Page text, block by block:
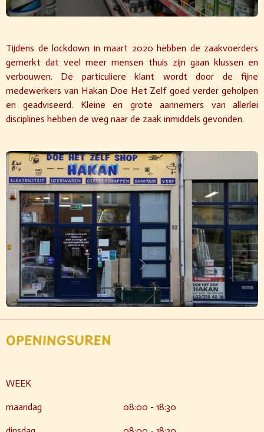
Tijdens de lockdown in maart 2020 hebben de zaakvoerders
gemerkt dat veel meer mensen thuis zijn gaan klussen en
verbouwen. De particuliere klant wordt door de fijne
medewerkers van Hakan Doe Het Zelf goed verder geholpen
en geadviseerd. Kleine en grote aannemers van allerlei
disciplines hebben de weg naar de zaak inmiddels gevonden.
OPENINGSUREN
WEEK
maandag 08:00 - 18:30